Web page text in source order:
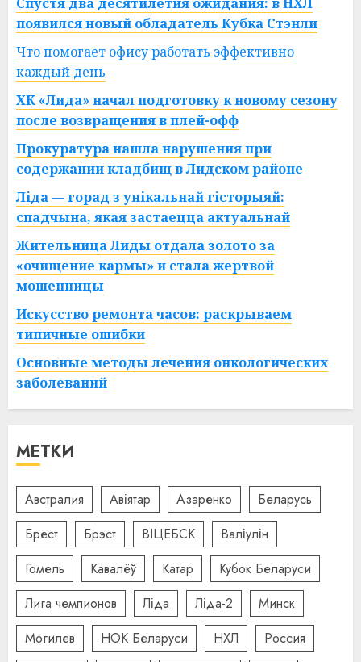
появился новый обладатель Кубка Стэнли
Что помогает офису работать эффективно
каждый день
ХК «Лида» начал подготовку к новому сезону
после возвращения в плей-офф
Прокуратура нашла нарушения при
содержании кладбищ в Лидском районе
Ліда — горад з унікальнай гісторыяй:
спадчына, якая застаецца актуальнай
Жительница Лиды отдала золото за
«очищение кармы» и стала жертвой
мошенницы
Искусство ремонта часов: раскрываем
типичные ошибки
Основные методы лечения онкологических
заболеваний
МЕТКИ
Австралия Авіятар Азаренко
Беларусь
Брест
Брэст ВІЦЕБСК
Валіулін
Гомель
Кавалёў Катар
Кубок Беларуси
Лига чемпионов
Ліда Ліда-2
Минск
Могилев
НОК Беларуси НХЛ
Россия